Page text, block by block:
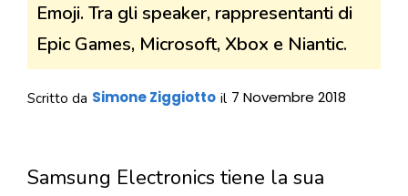
Emoji. Tra gli speaker, rappresentanti di
Epic Games, Microsoft, Xbox e Niantic.
Scritto da Simone Ziggiotto il 7 Novembre 2018
Samsung Electronics tiene la sua